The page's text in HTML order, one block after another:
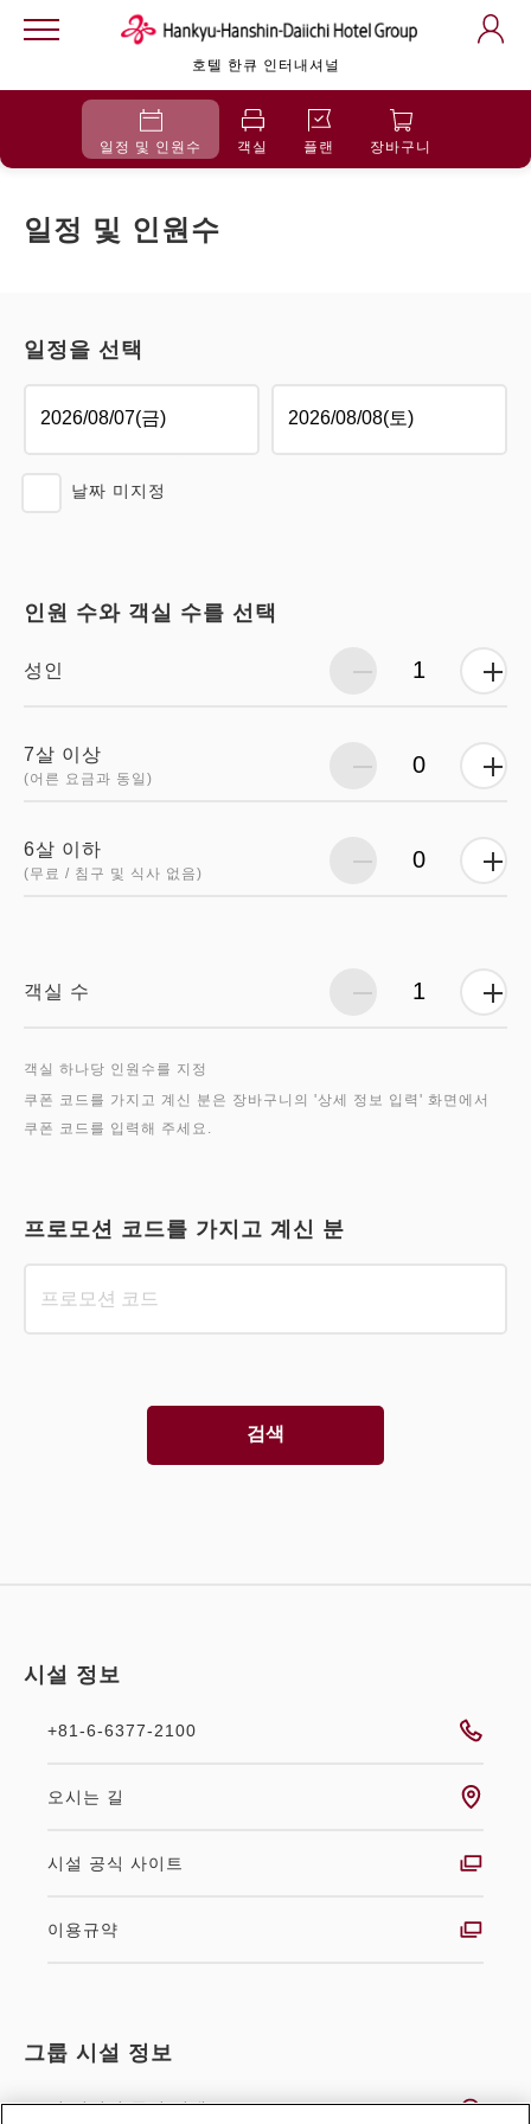
호텔 한큐 인터내셔널
일정 및 인원수 객실 플랜 장바구니
일정 및 인원수
일정을 선택
날짜 미지정
인원 수와 객실 수를 선택
성인
7살 이상
(어른 요금과 동일)
6살 이하
(무료 / 침구 및 식사 없음)
객실 수
객실 하나당 인원수를 지정
쿠폰 코드를 가지고 계신 분은 장바구니의 '상세 정보 입력' 화면에서
프로모션 코드를 가지고 계신 분
검색
시설 정보
+81-6-6377-2100
오시는 길
시설 공식 사이트
이용규약
그룹 시설 정보
전 시설의 공실 검색